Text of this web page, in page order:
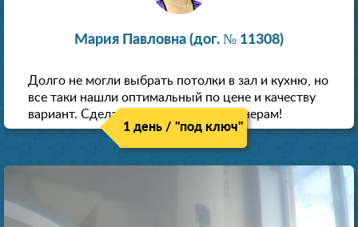
Мария Павловна (дог. № 11308)
Долго не могли выбрать потолки в зал и кухню, но
все таки нашли оптимальный по цене и качеству
вариант. Сделали скидку как пенсионерам!
1 день / "под ключ"